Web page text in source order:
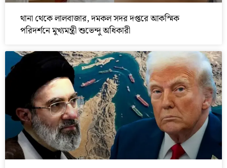
থানা থেকে লালবাজার, দমকল সদর দপ্তরে আকস্মিক
পরিদর্শনে মুখ্যমন্ত্রী শুভেন্দু অধিকারী